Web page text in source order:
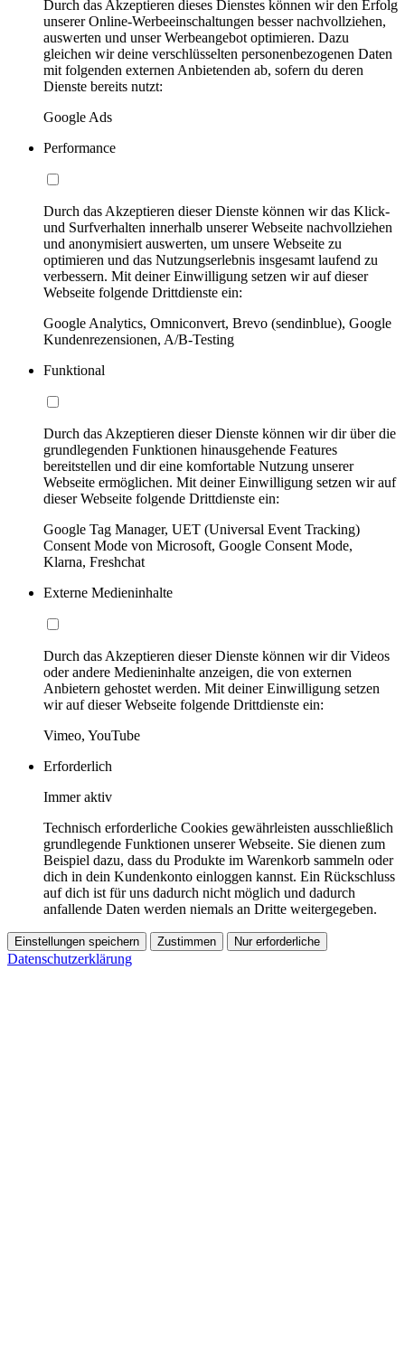
Durch das Akzeptieren dieses Dienstes können wir den Erfolg
unserer Online-Werbeeinschaltungen besser nachvollziehen,
auswerten und unser Werbeangebot optimieren. Dazu
gleichen wir deine verschlüsselten personenbezogenen Daten
mit folgenden externen Anbietenden ab, sofern du deren
Dienste bereits nutzt:
Google Ads
Performance
Durch das Akzeptieren dieser Dienste können wir das Klick-
und Surfverhalten innerhalb unserer Webseite nachvollziehen
und anonymisiert auswerten, um unsere Webseite zu
optimieren und das Nutzungserlebnis insgesamt laufend zu
verbessern. Mit deiner Einwilligung setzen wir auf dieser
Webseite folgende Drittdienste ein:
Google Analytics, Omniconvert, Brevo (sendinblue), Google
Kundenrezensionen, A/B-Testing
Funktional
Durch das Akzeptieren dieser Dienste können wir dir über die
grundlegenden Funktionen hinausgehende Features
bereitstellen und dir eine komfortable Nutzung unserer
Webseite ermöglichen. Mit deiner Einwilligung setzen wir auf
dieser Webseite folgende Drittdienste ein:
Google Tag Manager, UET (Universal Event Tracking)
Consent Mode von Microsoft, Google Consent Mode,
Klarna, Freshchat
Externe Medieninhalte
Durch das Akzeptieren dieser Dienste können wir dir Videos
oder andere Medieninhalte anzeigen, die von externen
Anbietern gehostet werden. Mit deiner Einwilligung setzen
wir auf dieser Webseite folgende Drittdienste ein:
Vimeo, YouTube
Erforderlich
Immer aktiv
Technisch erforderliche Cookies gewährleisten ausschließlich
grundlegende Funktionen unserer Webseite. Sie dienen zum
Beispiel dazu, dass du Produkte im Warenkorb sammeln oder
dich in dein Kundenkonto einloggen kannst. Ein Rückschluss
auf dich ist für uns dadurch nicht möglich und dadurch
anfallende Daten werden niemals an Dritte weitergegeben.
Einstellungen speichern Zustimmen Nur erforderliche
Datenschutzerklärung